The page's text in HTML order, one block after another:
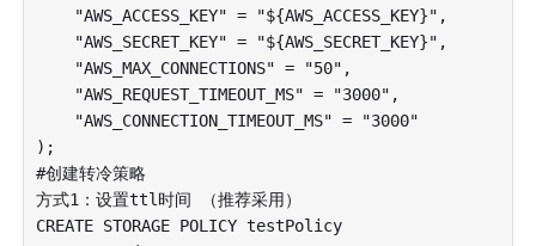
    "AWS_ACCESS_KEY" = "${AWS_ACCESS_KEY}",
    "AWS_SECRET_KEY" = "${AWS_SECRET_KEY}",
    "AWS_MAX_CONNECTIONS" = "50",
    "AWS_REQUEST_TIMEOUT_MS" = "3000",
    "AWS_CONNECTION_TIMEOUT_MS" = "3000"
);
#创建转冷策略
方式1：设置ttl时间 （推荐采用）
CREATE STORAGE POLICY testPolicy